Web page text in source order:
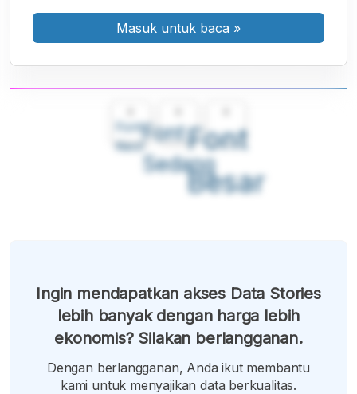
Font
Kecil
Font
Sedang
Font
Besar
Masuk untuk baca »
Ingin mendapatkan akses Data Stories
lebih banyak dengan harga lebih
ekonomis? Silakan berlangganan.
Dengan berlangganan, Anda ikut membantu
kami untuk menyajikan data berkualitas.